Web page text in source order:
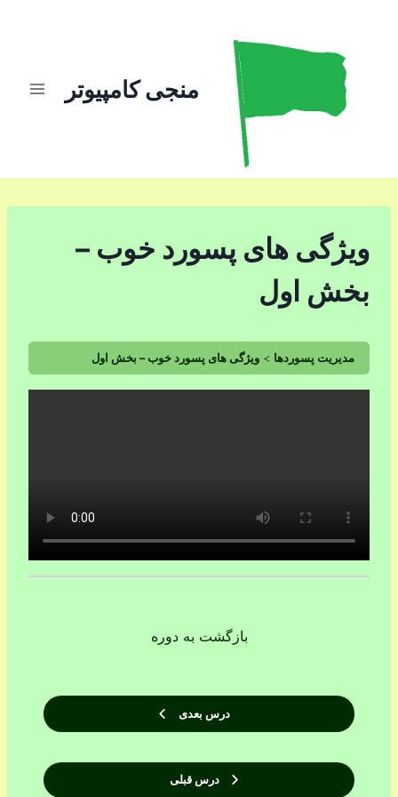
منجی کامپیوتر
ویژگی های پسورد خوب –
بخش اول
مدیریت پسوردها ویژگی های پسورد خوب – بخش اول
درس قبلی
بازگشت به دوره
درس بعدی